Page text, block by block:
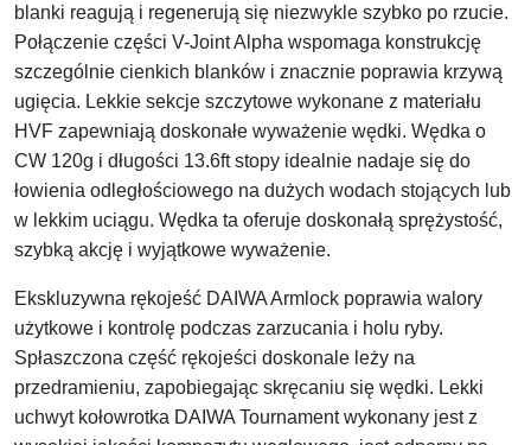
blanki reagują i regenerują się niezwykle szybko po rzucie.
Połączenie części V-Joint Alpha wspomaga konstrukcję
szczególnie cienkich blanków i znacznie poprawia krzywą
ugięcia. Lekkie sekcje szczytowe wykonane z materiału
HVF zapewniają doskonałe wyważenie wędki. Wędka o
CW 120g i długości 13.6ft stopy idealnie nadaje się do
łowienia odległościowego na dużych wodach stojących lub
w lekkim uciągu. Wędka ta oferuje doskonałą sprężystość,
szybką akcję i wyjątkowe wyważenie.
Ekskluzywna rękojeść DAIWA Armlock poprawia walory
użytkowe i kontrolę podczas zarzucania i holu ryby.
Spłaszczona część rękojeści doskonale leży na
przedramieniu, zapobiegając skręcaniu się wędki. Lekki
uchwyt kołowrotka DAIWA Tournament wykonany jest z